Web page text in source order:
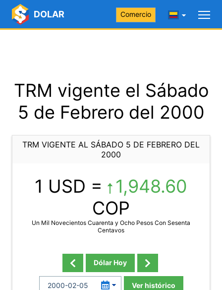
DOLAR Comercio
TRM vigente el Sábado
5 de Febrero del 2000
TRM VIGENTE AL SÁBADO 5 DE FEBRERO DEL
2000
1 USD =
1,948.60
COP
Un Mil Novecientos Cuarenta y Ocho Pesos Con Sesenta
Centavos
Dólar Hoy
Ver histórico